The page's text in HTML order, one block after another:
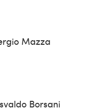
Mazza
Borsani